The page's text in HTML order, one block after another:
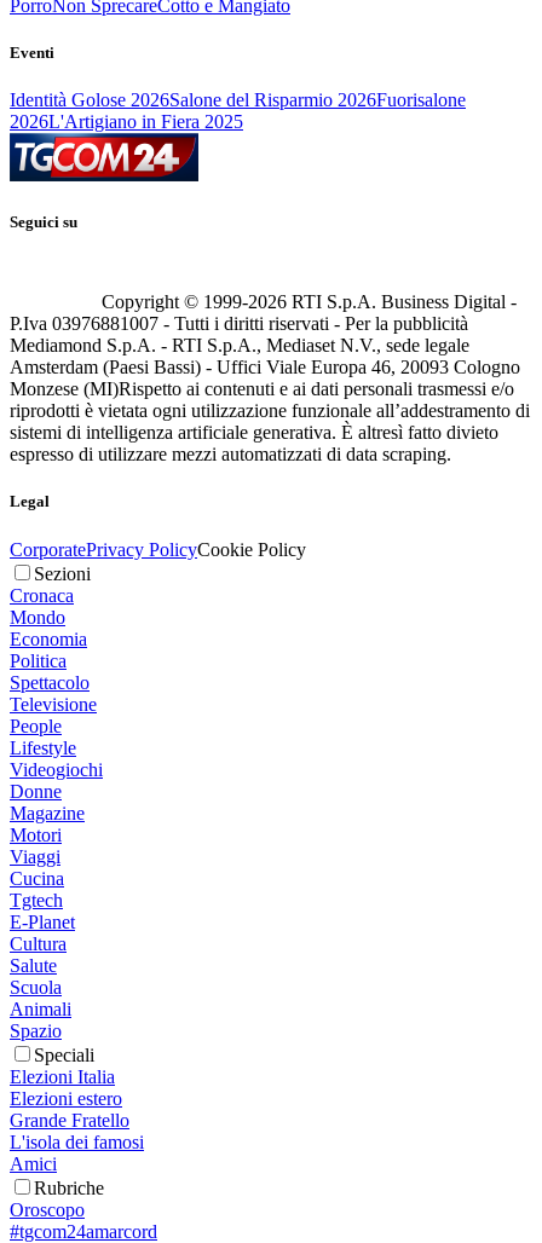
PorroNon SprecareCotto e Mangiato
Eventi
Identità Golose 2026Salone del Risparmio 2026Fuorisalone
2026L'Artigiano in Fiera 2025
Seguici su
Copyright © 1999-2026 RTI S.p.A. Business Digital -
P.Iva 03976881007 - Tutti i diritti riservati - Per la pubblicità
Mediamond S.p.A. - RTI S.p.A., Mediaset N.V., sede legale
Amsterdam (Paesi Bassi) - Uffici Viale Europa 46, 20093 Cologno
Monzese (MI)Rispetto ai contenuti e ai dati personali trasmessi e/o
riprodotti è vietata ogni utilizzazione funzionale all’addestramento di
sistemi di intelligenza artificiale generativa. È altresì fatto divieto
espresso di utilizzare mezzi automatizzati di data scraping.
Legal
CorporatePrivacy PolicyCookie Policy
Sezioni
Cronaca
Mondo
Economia
Politica
Spettacolo
Televisione
People
Lifestyle
Videogiochi
Donne
Magazine
Motori
Viaggi
Cucina
Tgtech
E-Planet
Cultura
Salute
Scuola
Animali
Spazio
Speciali
Elezioni Italia
Elezioni estero
Grande Fratello
L'isola dei famosi
Amici
Rubriche
Oroscopo
#tgcom24amarcord